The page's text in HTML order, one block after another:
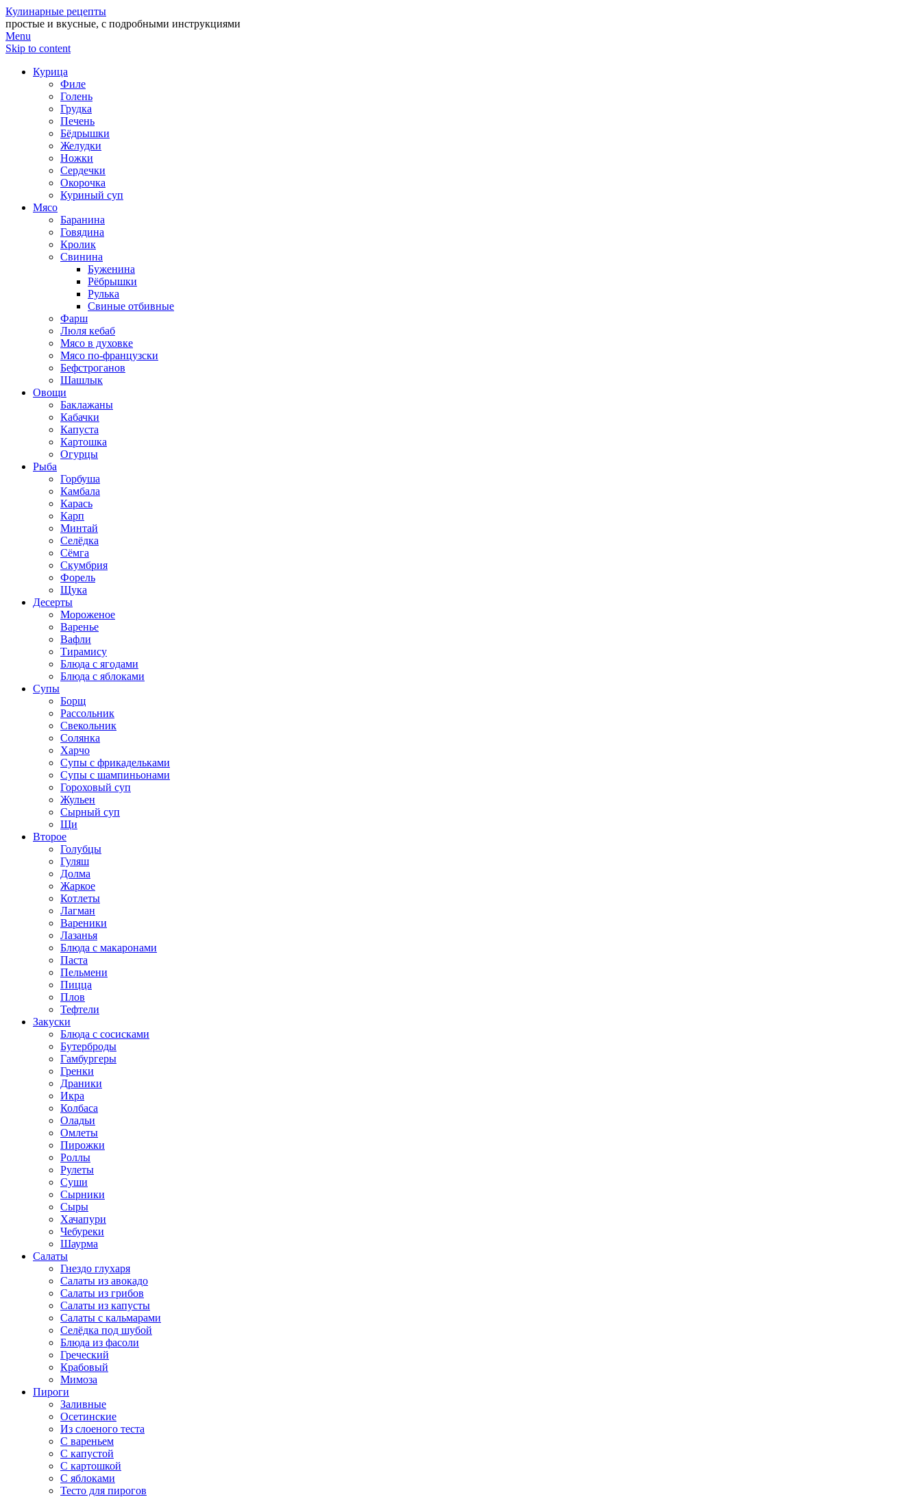
Кулинарные рецепты
простые и вкусные, с подробными инструкциями
Menu
Skip to content
Курица
Филе
Голень
Грудка
Печень
Бёдрышки
Желудки
Ножки
Сердечки
Окорочка
Куриный суп
Мясо
Баранина
Говядина
Кролик
Свинина
Буженина
Рёбрышки
Рулька
Свиные отбивные
Фарш
Люля кебаб
Мясо в духовке
Мясо по-французски
Бефстроганов
Шашлык
Овощи
Баклажаны
Кабачки
Капуста
Картошка
Огурцы
Рыба
Горбуша
Камбала
Карась
Карп
Минтай
Селёдка
Сёмга
Скумбрия
Форель
Щука
Десерты
Мороженое
Варенье
Вафли
Тирамису
Блюда с ягодами
Блюда с яблоками
Супы
Борщ
Рассольник
Свекольник
Солянка
Харчо
Супы с фрикадельками
Супы с шампиньонами
Гороховый суп
Жульен
Сырный суп
Щи
Второе
Голубцы
Гуляш
Долма
Жаркое
Котлеты
Лагман
Вареники
Лазанья
Блюда с макаронами
Паста
Пельмени
Пицца
Плов
Тефтели
Закуски
Блюда с сосисками
Бутерброды
Гамбургеры
Гренки
Драники
Икра
Колбаса
Оладьи
Омлеты
Пирожки
Роллы
Рулеты
Суши
Сырники
Сыры
Хачапури
Чебуреки
Шаурма
Салаты
Гнездо глухаря
Салаты из авокадо
Салаты из грибов
Салаты из капусты
Салаты с кальмарами
Селёдка под шубой
Блюда из фасоли
Греческий
Крабовый
Мимоза
Пироги
Заливные
Осетинские
Из слоеного теста
С вареньем
С капустой
С картошкой
С яблоками
Тесто для пирогов